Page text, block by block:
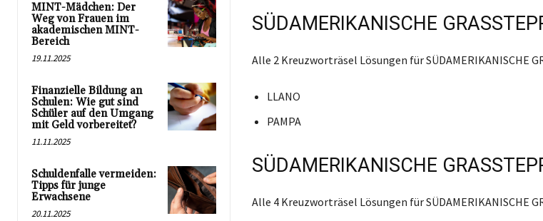
MINT-Mädchen: Der
Weg von Frauen im
akademischen MINT-
Bereich
19.11.2025
Finanzielle Bildung an
Schulen: Wie gut sind
Schüler auf den Umgang
mit Geld vorbereitet?
11.11.2025
Schuldenfalle vermeiden:
Tipps für junge
Erwachsene
20.11.2025
SÜDAMERIKANISCHE
Alle 2 Kreuzworträsel Lösungen für SÜDAMERIKANISCHE
LLANO
PAMPA
SÜDAMERIKANISCHE
Alle 4 Kreuzworträsel Lösungen für SÜDAMERIKANISCHE